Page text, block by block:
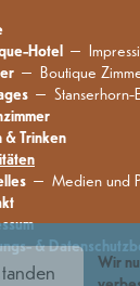
Wir
Hotel
Boutique
Stanserhorn-
& Trinken
Medien und
&